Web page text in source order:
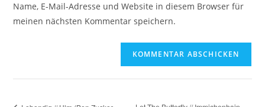
Name, E-Mail-Adresse und Website in diesem Browser für
meinen nächsten Kommentar speichern.